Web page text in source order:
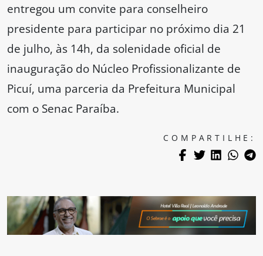
entregou um convite para conselheiro
presidente para participar no próximo dia 21
de julho, às 14h, da solenidade oficial de
inauguração do Núcleo Profissionalizante de
Picuí, uma parceria da Prefeitura Municipal
com o Senac Paraíba.
COMPARTILHE: